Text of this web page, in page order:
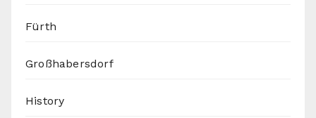
Fürth
Großhabersdorf
History